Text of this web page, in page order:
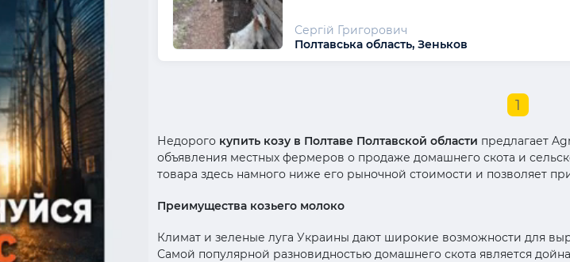
Сергій Григорович
Полтавська область, Зеньков
1
Недорого купить козу в Полтаве Полтавской области предлагает
объявления местных фермеров о продаже домашнего скота и
товара здесь намного ниже его рыночной стоимости и позволяет
Преимущества козьего молоко
Климат и зеленые луга Украины дают широкие возможности для
Самой популярной разновидностью домашнего скота является